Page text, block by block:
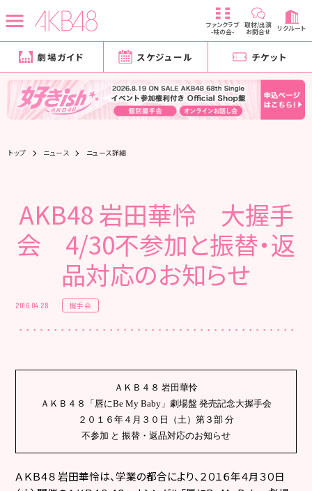
ファンクラブ
-柱の会-
取材/出演
お問合せ リクルート
劇場ガイド スケジュール チケット
トップ ニュース ニュース詳細
AKB48 岩田華怜 大握手
会 4/30不参加と振替・返
品対応のお知らせ
2016.04.28 握手会
ＡＫＢ４８ 岩田華怜
ＡＫＢ４８「唇にBe My Baby 」劇場盤 発売記念大握手会
２０１６年４月３０日（土）第３部 分
不参加 と 振替・返品対応のお知らせ
ＡＫＢ４８ 岩田華怜は、学業の都合により、２０１６年４月３０日